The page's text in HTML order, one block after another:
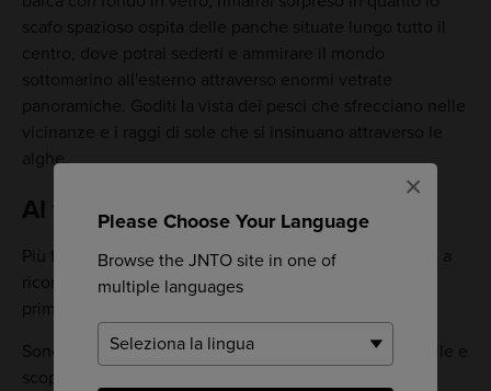
Please Choose Your Language
Browse the JNTO site in one of
multiple languages
×
scafo spazioso ospita delle panche situate lungo tutto il
centro, dove potrai sederti e ammirare il mondo
sottomarino all'esterno attraverso enormi vetrate
panoramiche. Goditi la vista dei pesci che sfrecciano nelle
vicinanze e i raggi di sole che si insinuano attraverso le
alghe.
Al termine della giornata
Più tardi, a cena, esamina con cura il tuo piatto e prova a
riconoscere le piante e i pesci che hai osservato poco
prima durante la crociera.
Sono disponibili crociere notturne per osservare le stelle e
scoprire l'affascinante mondo della bioluminescenza